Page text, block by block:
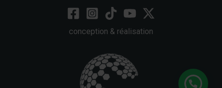
conception & réalisation